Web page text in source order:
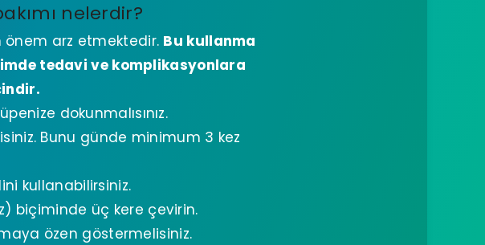
nelerdir?
önem arz etmektedir. Bu kullanma
tedavi ve komplikasyonlara
dokunmalısınız.
Bunu günde minimum 3 kez
kullanabilirsiniz.
biçiminde üç kere çevirin.
özen göstermelisiniz.